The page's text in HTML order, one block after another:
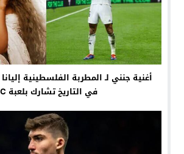
أغنية جنني لـ المطربة الفلسطينية
في التاريخ تشارك بلعبة FC